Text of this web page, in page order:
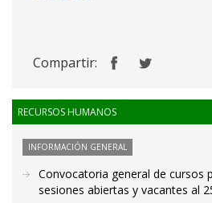
Compartir:
RECURSOS HUMANOS
INFORMACIÓN GENERAL
Convocatoria general de cursos
sesiones abiertas y vacantes al